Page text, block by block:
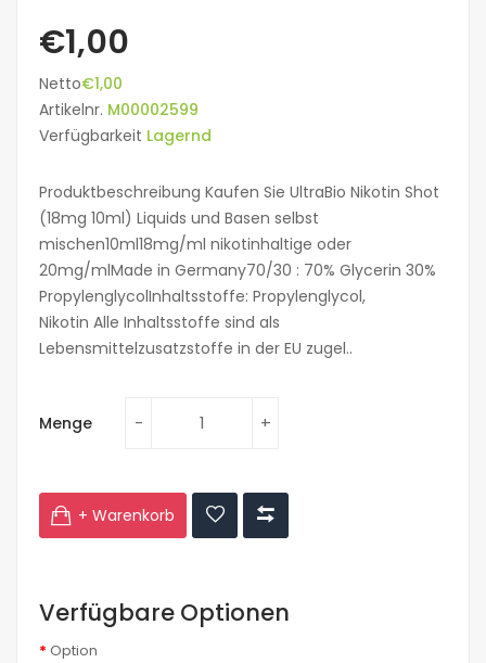
€1,00
Netto€1,00
Artikelnr. M00002599
Verfügbarkeit Lagernd
Produktbeschreibung Kaufen Sie UltraBio Nikotin Shot
(18mg 10ml) Liquids und Basen selbst
mischen10ml18mg/ml nikotinhaltige oder
20mg/mlMade in Germany70/30 : 70% Glycerin 30%
PropylenglycolInhaltsstoffe: Propylenglycol,
Nikotin Alle Inhaltsstoffe sind als
Lebensmittelzusatzstoffe in der EU zugel..
Menge
+ Warenkorb
Verfügbare Optionen
Option